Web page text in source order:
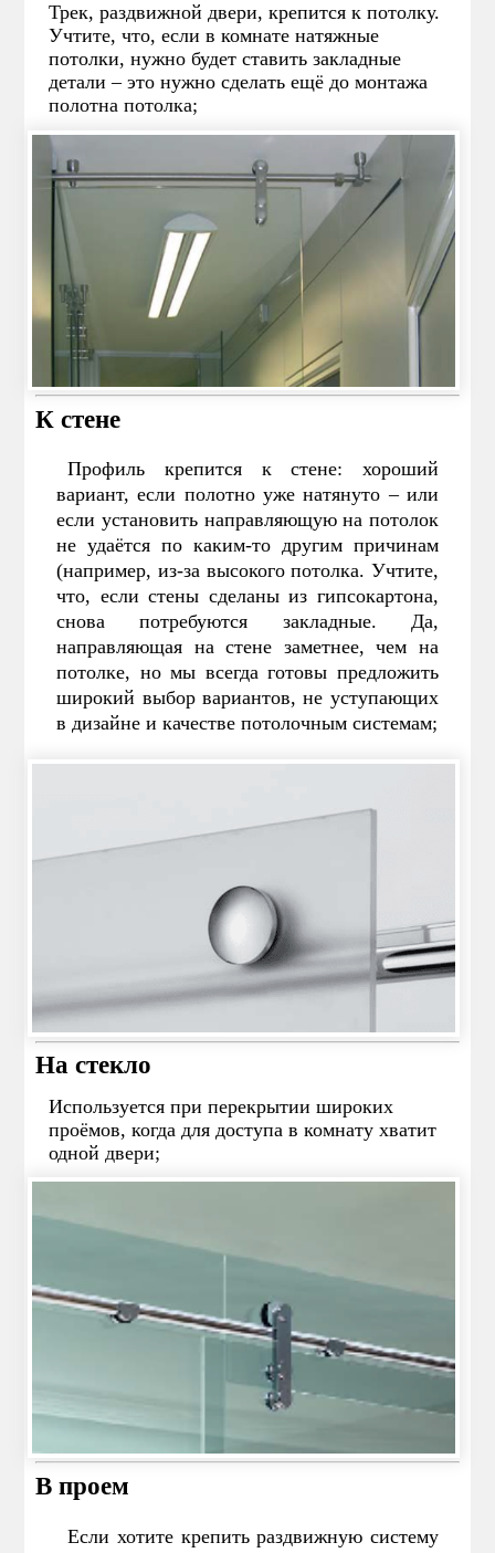
Трек, раздвижной двери, крепится к потолку.
Учтите, что, если в комнате натяжные
потолки, нужно будет ставить закладные
детали – это нужно сделать ещё до монтажа
полотна потолка;
К стене
Профиль крепится к стене: хороший
вариант, если полотно уже натянуто – или
если установить направляющую на потолок
не удаётся по каким-то другим причинам
(например, из-за высокого потолка. Учтите,
что, если стены сделаны из гипсокартона,
снова потребуются закладные. Да,
направляющая на стене заметнее, чем на
потолке, но мы всегда готовы предложить
широкий выбор вариантов, не уступающих
в дизайне и качестве потолочным системам;
На стекло
Используется при перекрытии широких
проёмов, когда для доступа в комнату хватит
одной двери;
В проем
Если хотите крепить раздвижную систему